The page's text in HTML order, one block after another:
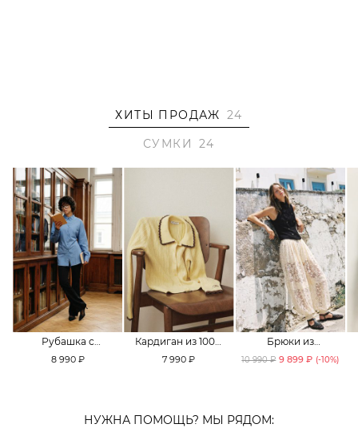
ХИТЫ ПРОДАЖ 24
СУМКИ
24
Рубашка с
принтом «клетка»
8 990 ₽
Кардиган из 100%
хлопка TOPTOP
7 990 ₽
Брюки из
смесового хлопка
10 990 ₽ 9 899 ₽ (-10%)
НУЖНА ПОМОЩЬ? МЫ РЯДОМ: